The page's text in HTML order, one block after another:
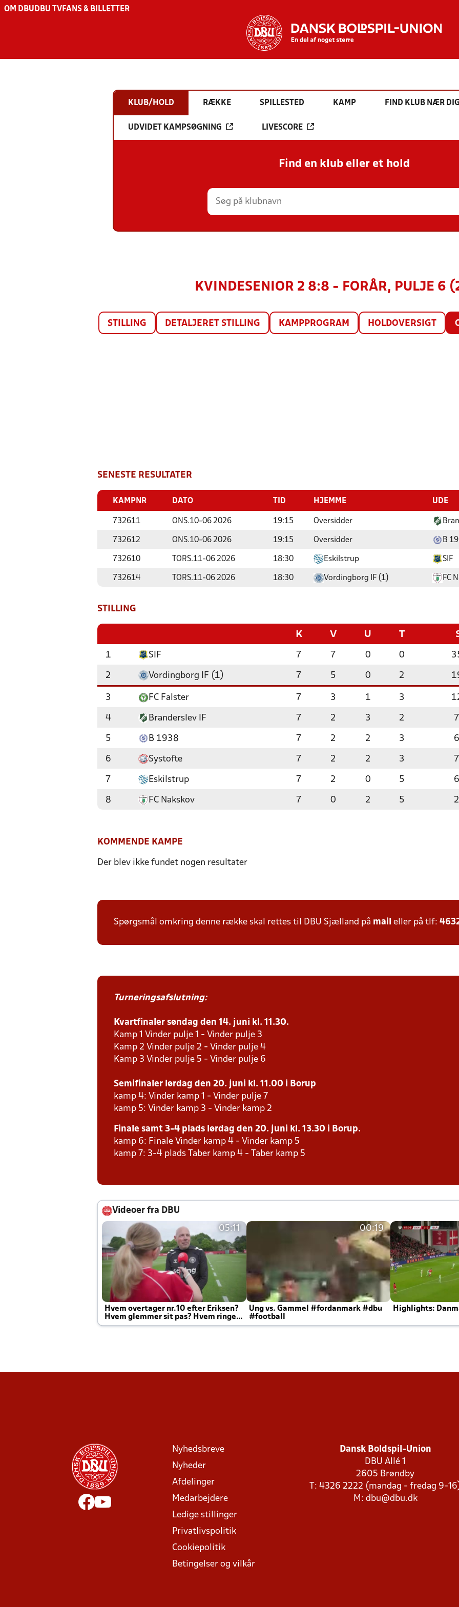
OM DBU DBU TV FANS & BILLETTER
KLUB/HOLD RÆKKE SPILLESTED KAMP FIND KLUB NÆR DIG
UDVIDET KAMPSØGNING LIVESCORE
Find en klub eller et hold
KVINDESENIOR 2 8:8 - FORÅR, PULJE 6
STILLING DETALJERET STILLING KAMPPROGRAM HOLDOVERSIGT
SENESTE RESULTATER
KAMPNR DATO TID HJEMME UDE
732611 ONS.10-06 2026 19:15 Oversidder
732612 ONS.10-06 2026 19:15 Oversidder B
732610 TORS.11-06 2026 18:30 Eskilstrup SIF
732614 TORS.11-06 2026 18:30 Vordingborg IF (1) FC
STILLING
K V U T
1 SIF 7 7 0 0
2 Vordingborg IF (1) 7 5 0 2
3 FC Falster 7 3 1 3
4 Branderslev IF 7 2 3 2 7
5 B 1938 7 2 2 3 6
6 Systofte 7 2 2 3 7
7 Eskilstrup 7 2 0 5 6
8 FC Nakskov 7 0 2 5 2
KOMMENDE KAMPE
Der blev ikke fundet nogen resultater
Spørgsmål omkring denne række skal rettes til DBU Sjælland på mail eller på tlf:
Turneringsafslutning:
Kvartfinaler søndag den 14. juni kl. 11.30.
Kamp 1 Vinder pulje 1 - Vinder pulje 3
Kamp 2 Vinder pulje 2 - Vinder pulje 4
Kamp 3 Vinder pulje 5 - Vinder pulje 6
Semifinaler lørdag den 20. juni kl. 11.00 i Borup
kamp 4: Vinder kamp 1 - Vinder pulje 7
kamp 5: Vinder kamp 3 - Vinder kamp 2
Finale samt 3-4 plads lørdag den 20. juni kl. 13.30 i Borup.
kamp 6: Finale Vinder kamp 4 - Vinder kamp 5
kamp 7: 3-4 plads Taber kamp 4 - Taber kamp 5
Videoer fra DBU
05:11
Hvem overtager nr.10 efter Eriksen?
Hvem glemmer sit pas? Hvem ringer
Joachim altid til efter kampe?
00:19
Ung vs. Gammel #fordanmark #dbu
#football
Highlights:
Nyhedsbreve
Nyheder
Afdelinger
Medarbejdere
Ledige stillinger
Privatlivspolitik
Cookiepolitik
Betingelser og vilkår
Dansk Boldspil-Union
DBU Allé 1
2605 Brøndby
T: 4326 2222 (mandag - fredag 9-
M: dbu@dbu.dk